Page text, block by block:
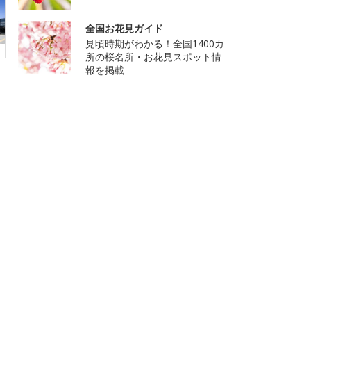
全国お花見ガイド
見頃時期がわかる！全国1400カ
所の桜名所・お花見スポット情
報を掲載